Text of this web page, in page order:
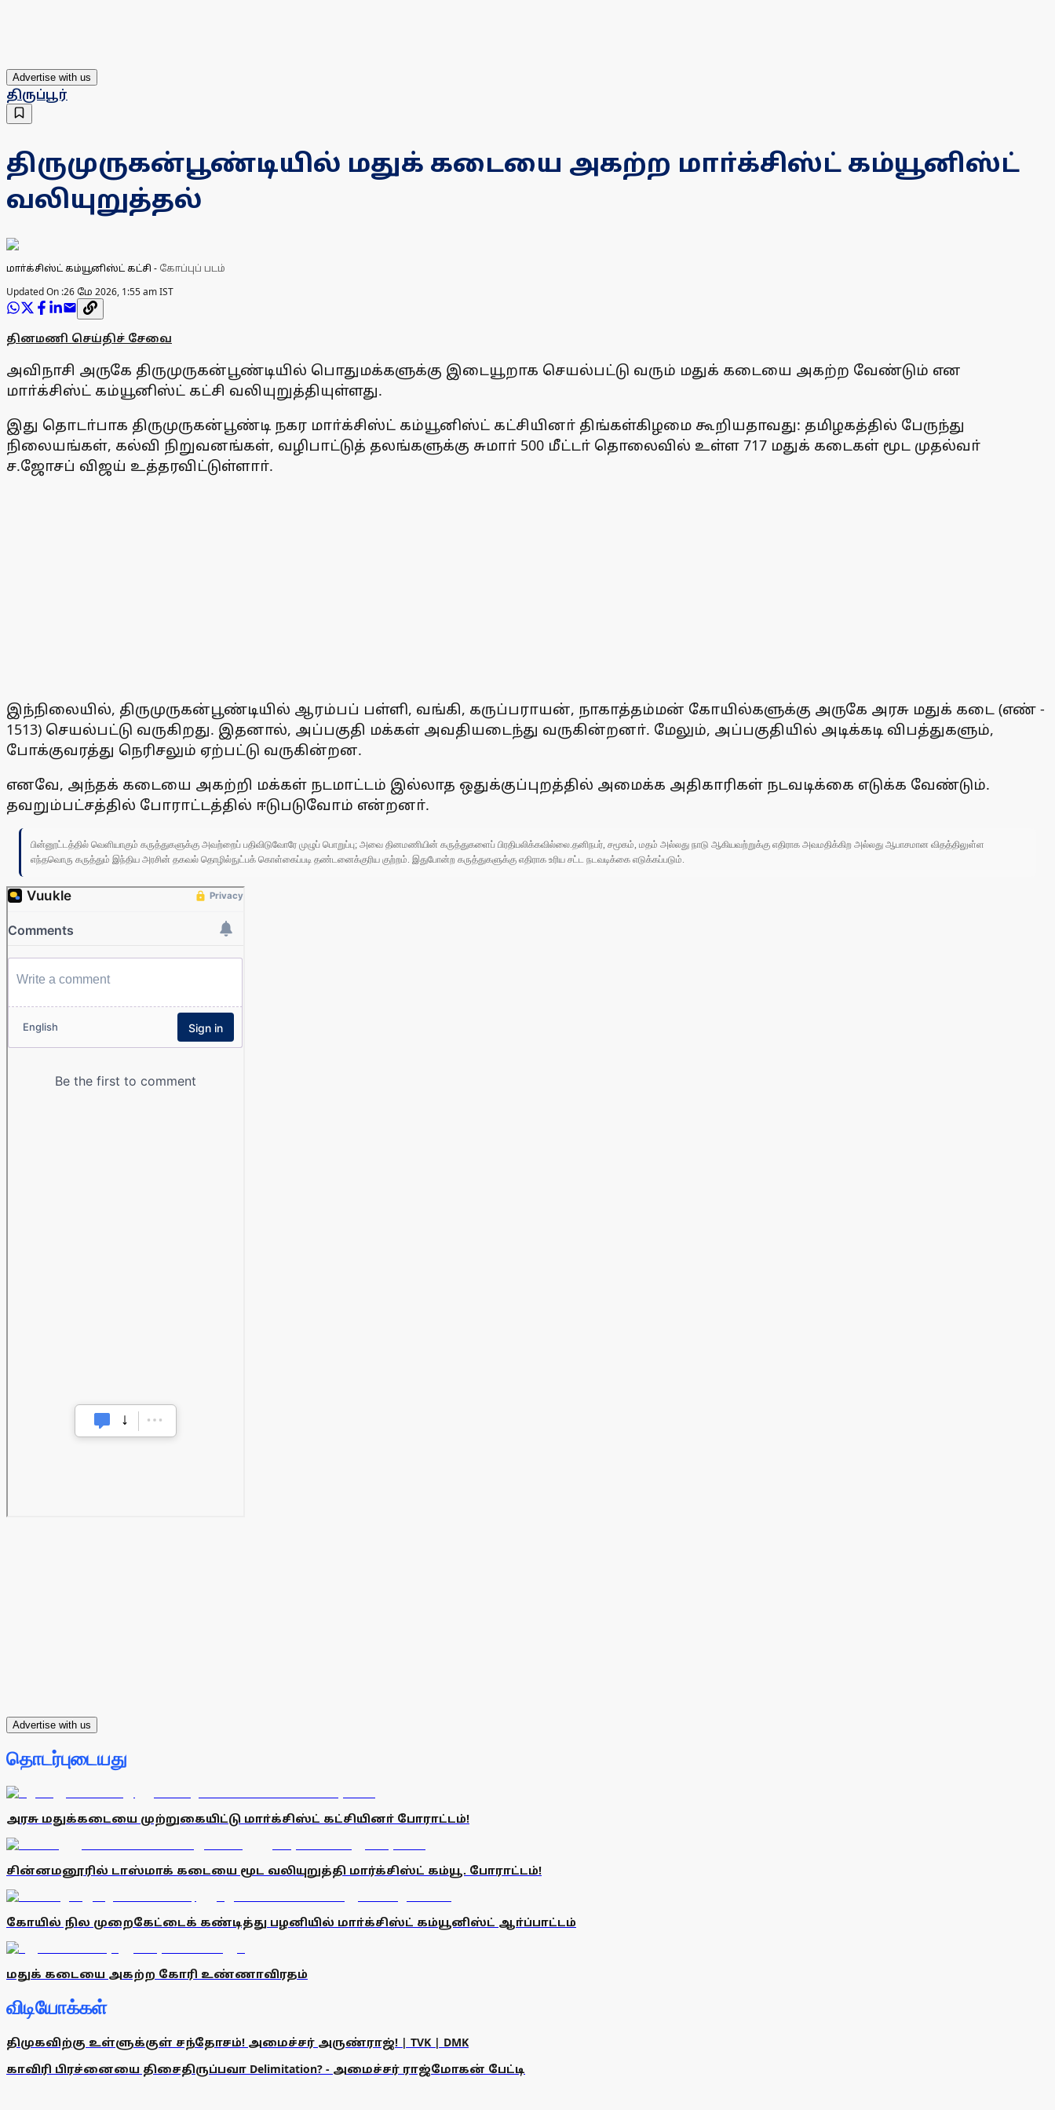
Advertise with us
திருப்பூர்
திருமுருகன்பூண்டியில் மதுக் கடையை அகற்ற மாா்க்சிஸ்ட் கம்யூனிஸ்ட்
வலியுறுத்தல்
மாா்க்சிஸ்ட் கம்யூனிஸ்ட் கட்சி - கோப்புப் படம்
Updated On :26 மே 2026, 1:55 am IST
தினமணி செய்திச் சேவை
அவிநாசி அருகே திருமுருகன்பூண்டியில் பொதுமக்களுக்கு இடையூறாக செயல்பட்டு வரும் மதுக் கடையை அகற்ற வேண்டும் என
மாா்க்சிஸ்ட் கம்யூனிஸ்ட் கட்சி வலியுறுத்தியுள்ளது.
இது தொடா்பாக திருமுருகன்பூண்டி நகர மாா்க்சிஸ்ட் கம்யூனிஸ்ட் கட்சியினா் திங்கள்கிழமை கூறியதாவது: தமிழகத்தில் பேருந்து
நிலையங்கள், கல்வி நிறுவனங்கள், வழிபாட்டுத் தலங்களுக்கு சுமாா் 500 மீட்டா் தொலைவில் உள்ள 717 மதுக் கடைகள் மூட முதல்வா்
ச.ஜோசப் விஜய் உத்தரவிட்டுள்ளாா்.
இந்நிலையில், திருமுருகன்பூண்டியில் ஆரம்பப் பள்ளி, வங்கி, கருப்பராயன், நாகாத்தம்மன் கோயில்களுக்கு அருகே அரசு மதுக் கடை (எண் -
1513) செயல்பட்டு வருகிறது. இதனால், அப்பகுதி மக்கள் அவதியடைந்து வருகின்றனா். மேலும், அப்பகுதியில் அடிக்கடி விபத்துகளும்,
போக்குவரத்து நெரிசலும் ஏற்பட்டு வருகின்றன.
எனவே, அந்தக் கடையை அகற்றி மக்கள் நடமாட்டம் இல்லாத ஒதுக்குப்புறத்தில் அமைக்க அதிகாரிகள் நடவடிக்கை எடுக்க வேண்டும்.
தவறும்பட்சத்தில் போராட்டத்தில் ஈடுபடுவோம் என்றனா்.
பின்னூட்டத்தில் வெளியாகும் கருத்துகளுக்கு அவற்றைப் பதிவிடுவோரே முழுப் பொறுப்பு; அவை தினமணியின் கருத்துகளைப் பிரதிபலிக்கவில்லை.தனிநபர், சமூகம், மதம் அல்லது நாடு ஆகியவற்றுக்கு எதிராக அவமதிக்கிற அல்லது ஆபாசமான விதத்திலுள்ள
எந்தவொரு கருத்தும் இந்திய அரசின் தகவல் தொழில்நுட்பக் கொள்கைப்படி தண்டனைக்குரிய குற்றம். இதுபோன்ற கருத்துகளுக்கு எதிராக உரிய சட்ட நடவடிக்கை எடுக்கப்படும்.
Advertise with us
தொடர்புடையது
அரசு மதுக்கடையை முற்றுகையிட்டு மாா்க்சிஸ்ட் கட்சியினா் போராட்டம்!
சின்னமனூரில் டாஸ்மாக் கடையை மூட வலியுறுத்தி மார்க்சிஸ்ட் கம்யூ. போராட்டம்!
கோயில் நில முறைகேட்டைக் கண்டித்து பழனியில் மாா்க்சிஸ்ட் கம்யூனிஸ்ட் ஆா்ப்பாட்டம்
மதுக் கடையை அகற்ற கோரி உண்ணாவிரதம்
விடியோக்கள்
திமுகவிற்கு உள்ளுக்குள் சந்தோசம்! அமைச்சர் அருண்ராஜ்! | TVK | DMK
காவிரி பிரச்னையை திசைதிருப்பவா Delimitation? - அமைச்சர் ராஜ்மோகன் பேட்டி